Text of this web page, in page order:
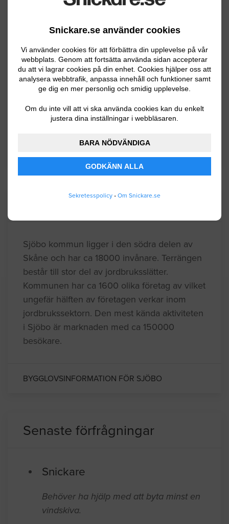
Snickare.se använder cookies
Vi använder cookies för att förbättra din upplevelse på vår
webbplats. Genom att fortsätta använda sidan accepterar
du att vi lagrar cookies på din enhet. Cookies hjälper oss att
analysera webbtrafik, anpassa innehåll och funktioner samt
ge dig en mer personlig och smidig upplevelse.
Om du inte vill att vi ska använda cookies kan du enkelt
justera dina inställningar i webbläsaren.
BARA NÖDVÄNDIGA
GODKÄNN ALLA
Sekretesspolicy • Om Snickare.se
Trelleborg
Vellinge
Ystad
Åstorp
Ängelholm
Örkelljunga
Kommuninformation
Sjöbo kommun ligger i den södra delen av
Skåne och har ca 18000 invånare. Terrängen
består till stor del av jordbruksslätter.
Kommunen har ca 1600 olika företag av vilket
ungefär hälften av företagen verkar inom
jordbrukssektorn. Den mest kända aktiviteten
i Sjöbo är marknaden med ca 150000
besökare.
BYGGLOVSINFORMATION FÖR SJÖBO
Senaste förfrågningar
Snickare
Behöver ha hjälp med att byta minst en
vindskiva.